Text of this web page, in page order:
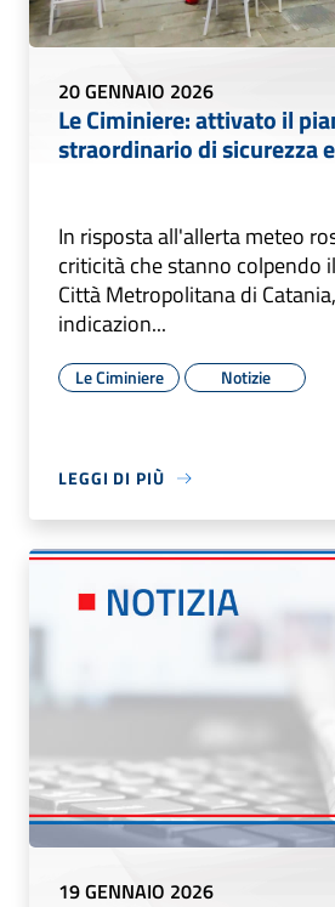
20 GENNAIO 2026
Le Ciminiere: attivato il
straordinario di sicurezza
In risposta all'allerta meteo
criticità che stanno colpendo
Città Metropolitana di
indicazion...
Le Ciminiere Notizie
LEGGI DI PIÙ
19 GENNAIO 2026